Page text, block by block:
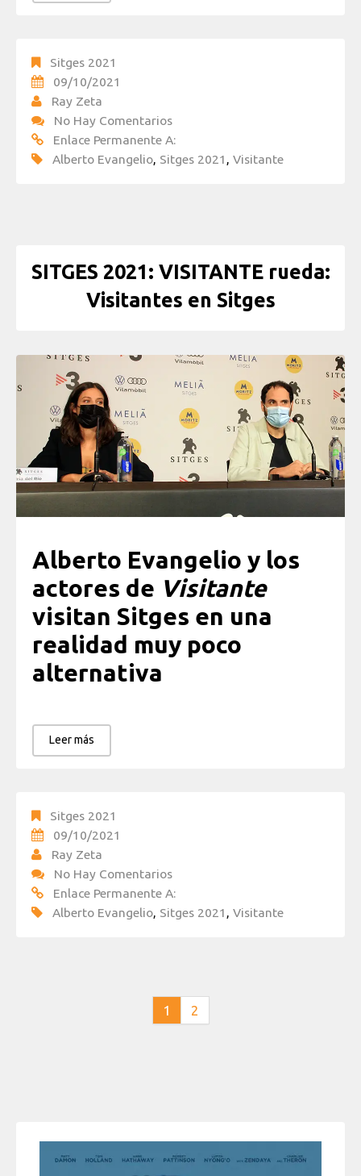
Sitges 2021
09/10/2021
Ray Zeta
No Hay Comentarios
Enlace Permanente A:
Alberto Evangelio, Sitges 2021 , Visitante
SITGES 2021: VISITANTE rueda:
Visitantes en Sitges
Alberto Evangelio y los
actores de Visitante
visitan Sitges en una
realidad muy poco
alternativa
Leer más
Sitges 2021
09/10/2021
Ray Zeta
No Hay Comentarios
Enlace Permanente A:
Alberto Evangelio, Sitges 2021 , Visitante
1 2